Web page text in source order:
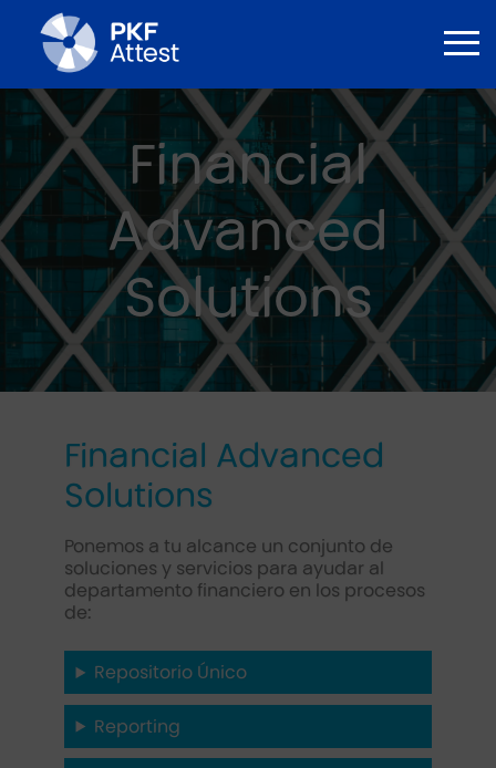
Financial
Advanced
Solutions
Financial Advanced
Solutions
Ponemos a tu alcance un conjunto de
soluciones y servicios para ayudar al
departamento financiero en los procesos
de:
Repositorio Único
Reporting